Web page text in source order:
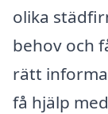
olika
behov och
rätt
få hjälp